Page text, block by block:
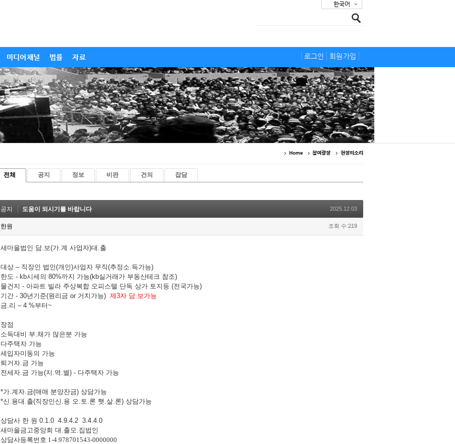
한국어
미디어채널 법률 자료 회원가입
로그인
Home 참여광장 현장의소리
전체 공지 정보 비판 건의 잡담
공지 도움이 되시기를 바랍니다 2025.12.03
한원 조회 수:219
새마을법인 담.보(가.계 사업자)대 .출
대상 – 직장인 법인(개인)사업자 무직(추정소.득가능)
한도 - kb시세의 80%까지 가능(kb실거래가 부동산테크 참조)
물건지 - 아파트 빌라 주상복합 오피스텔 단독 상가 토지등 (전국가능)
기간 - 30년기준(원리금 or 거치가능) 제3자 담.보가능
금.리 – 4 %부터~
장점
소득대비 부.채가 많은분 가능
다주택자 가능
세입자미동의 가능
퇴거자.금 가능
전세자.금 가능(지 .역 .별) - 다주택자 가능
*가.계자.금(매매 분양잔금) 상담가능
*신 .용대 .출(직장인신 .용 오.토.론 햇 .살.론) 상담가능
상담사 한 원 0.1.0 4.9.4.2 3.4.4.0
새마을금고중앙회 대 .출모.집법인
상담사등록번호 1-4.978701543-0000000